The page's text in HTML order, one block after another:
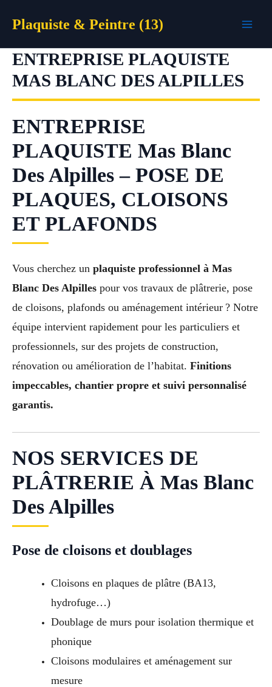
Plaquiste & Peintre (13)
ENTREPRISE PLAQUISTE
MAS BLANC DES ALPILLES
ENTREPRISE
PLAQUISTE Mas Blanc
Des Alpilles – POSE DE
PLAQUES, CLOISONS
ET PLAFONDS
Vous cherchez un plaquiste professionnel à Mas
Blanc Des Alpilles pour vos travaux de plâtrerie, pose
de cloisons, plafonds ou aménagement intérieur ? Notre
équipe intervient rapidement pour les particuliers et
professionnels, sur des projets de construction,
rénovation ou amélioration de l’habitat. Finitions
impeccables, chantier propre et suivi personnalisé
garantis.
NOS SERVICES DE
PLÂTRERIE À Mas Blanc
Des Alpilles
Pose de cloisons et doublages
Cloisons en plaques de plâtre (BA13,
hydrofuge…)
Doublage de murs pour isolation thermique et
phonique
Cloisons modulaires et aménagement sur
mesure